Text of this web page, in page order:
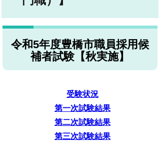
令和5年度豊橋市職員採用候
補者試験【秋実施】
受験状況
第一次試験結果
第二次試験結果
第三次試験結果